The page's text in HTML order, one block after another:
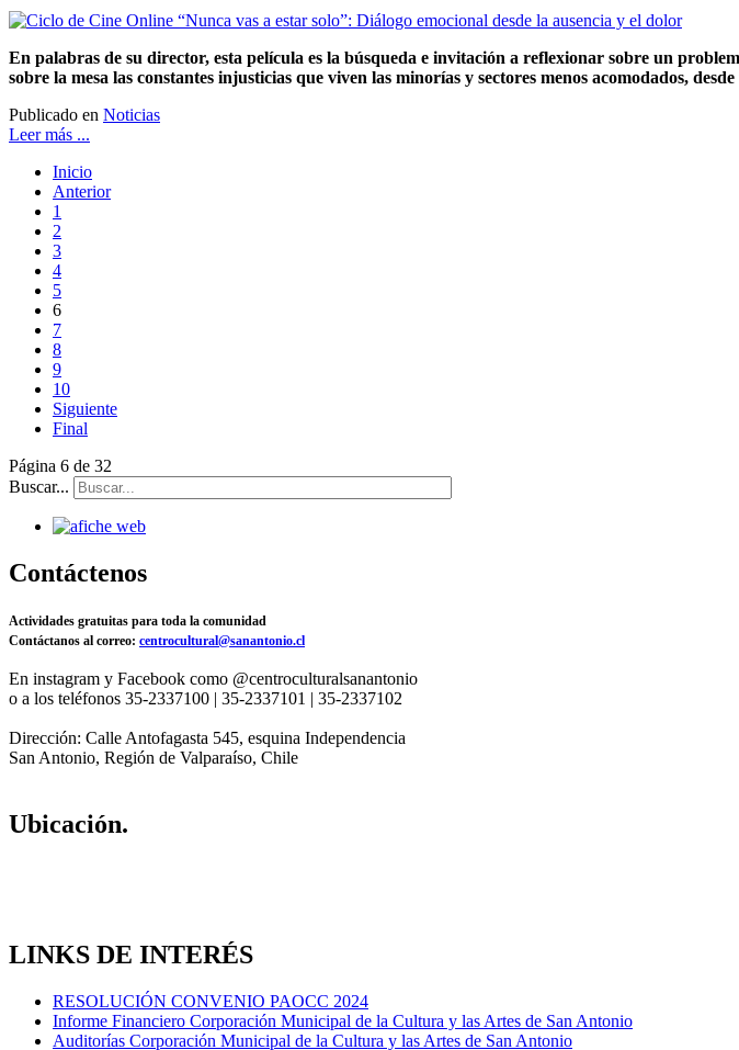
En palabras de su director, esta película es la búsqueda e invitación a reflexionar sobre un
sobre la mesa las constantes injusticias que viven las minorías y sectores menos acomodados,
Publicado en Noticias
Leer más ...
Inicio
Anterior
1
2
3
4
5
6
7
8
9
10
Siguiente
Final
Página 6 de 32
Buscar...
Contáctenos
Actividades gratuitas para toda la comunidad
Contáctanos al correo: centrocultural@sanantonio.cl
En instagram y Facebook como @centroculturalsanantonio
o a los teléfonos 35-2337100 | 35-2337101 | 35-2337102
Dirección: Calle Antofagasta 545, esquina Independencia
San Antonio, Región de Valparaíso, Chile
Ubicación.
LINKS DE INTERÉS
RESOLUCIÓN CONVENIO PAOCC 2024
Informe Financiero Corporación Municipal de la Cultura y las Artes de San Antonio
Auditorías Corporación Municipal de la Cultura y las Artes de San Antonio